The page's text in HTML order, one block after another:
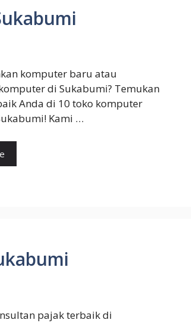
komputer baru atau
di Sukabumi? Temukan
Anda di 10 toko komputer
Kami …
pajak terbaik di